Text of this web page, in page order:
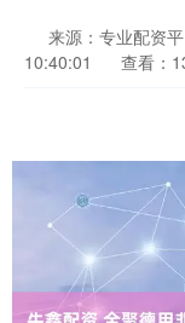
来源：专业配资
10:40:01
查看：